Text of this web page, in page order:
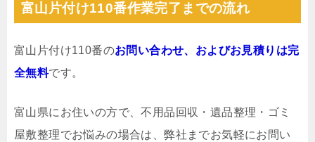
富山片付け110番作業完了までの流れ
富山片付け110番のお問い合わせ、およびお見積りは完
全無料です。
富山県にお住いの方で、不用品回収・遺品整理・ゴミ
屋敷整理でお悩みの場合は、弊社までお気軽にお問い